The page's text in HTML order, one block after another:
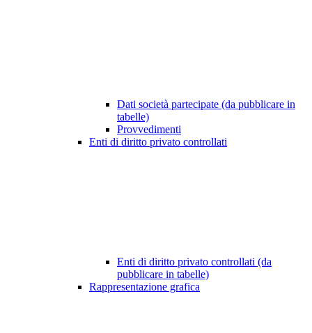
Dati società partecipate (da pubblicare in
tabelle)
Provvedimenti
Enti di diritto privato controllati
Enti di diritto privato controllati (da
pubblicare in tabelle)
Rappresentazione grafica